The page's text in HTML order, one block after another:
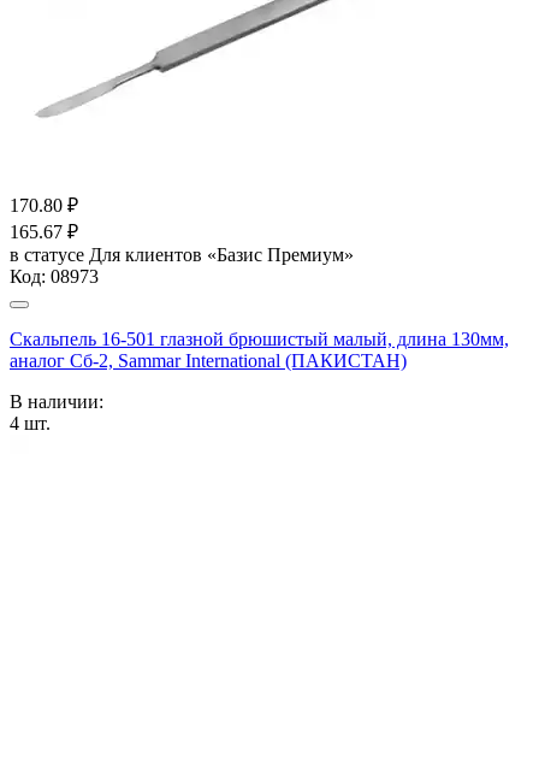
170.80 ₽
165.67 ₽
в статусе Для клиентов «Базис Премиум»
Код: 08973
Скальпель 16-501 глазной брюшистый малый, длина 130мм,
аналог Сб-2, Sammar International (ПАКИСТАН)
В наличии:
4 шт.